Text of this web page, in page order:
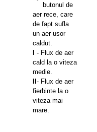
butonul de
aer rece, care
de fapt sufla
un aer usor
caldut.
- Flux de aer
cald la o viteza
medie.
- Flux de aer
fierbinte la o
viteza mai
mare.